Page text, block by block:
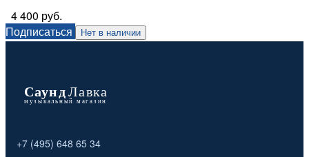
4 400 руб.
Подписаться
Нет в наличии
+7 (495) 648 65 34